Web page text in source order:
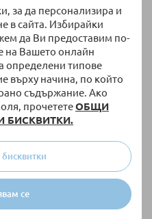
за да персонализира и
в сайта. Избирайки
да Ви предоставим по-
на Вашето онлайн
определени типове
върху начина, по който
съдържание. Ако
прочететеОБЩИ
БИСКВИТКИ.
се
НАЛИЧНО
Летящ диск Spin Master
Aerobie Pro Lite Mini
11,54 лв.
+ още варианти